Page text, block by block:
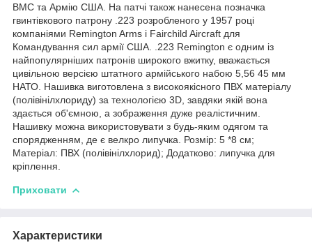
ВМС та Армію США. На патчі також нанесена позначка
гвинтівкового патрону .223 розробленого у 1957 році
компаніями Remington Arms і Fairchild Aircraft для
Командування сил армії США. .223 Remington є одним із
найпопулярніших патронів широкого вжитку, вважається
цивільною версією штатного армійського набою 5,56 45 мм
НАТО. Нашивка виготовлена з високоякісного ПВХ матеріалу
(полівінілхлориду) за технологією 3D, завдяки якій вона
здається об'ємною, а зображення дуже реалістичним.
Нашивку можна використовувати з будь-яким одягом та
спорядженням, де є велкро липучка. Розмір: 5 *8 см;
Матеріал: ПВХ (полівінілхлорид); Додатково: липучка для
кріплення.
Приховати
Характеристики